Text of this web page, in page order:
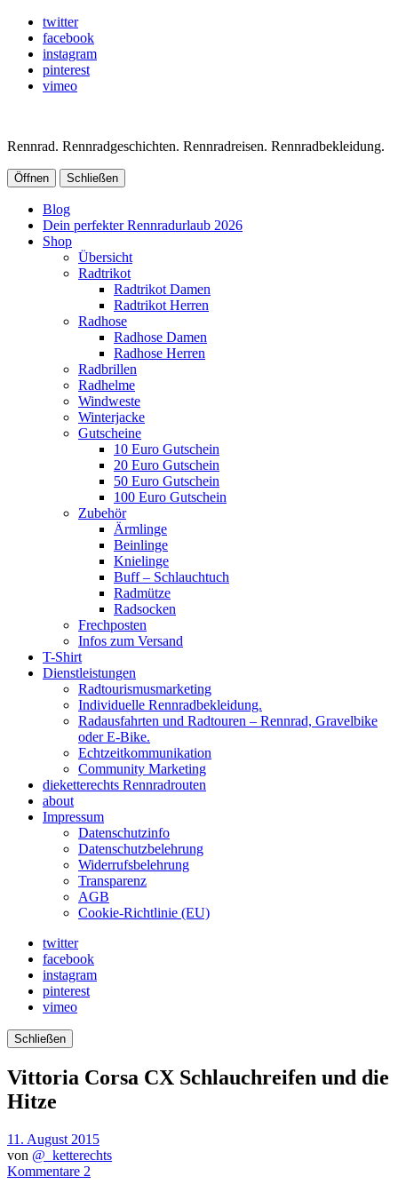
twitter
facebook
instagram
pinterest
vimeo
Rennrad. Rennradgeschichten. Rennradreisen. Rennradbekleidung.
Öffnen Schließen
Blog
Dein perfekter Rennradurlaub 2026
Shop
Übersicht
Radtrikot
Radtrikot Damen
Radtrikot Herren
Radhose
Radhose Damen
Radhose Herren
Radbrillen
Radhelme
Windweste
Winterjacke
Gutscheine
10 Euro Gutschein
20 Euro Gutschein
50 Euro Gutschein
100 Euro Gutschein
Zubehör
Ärmlinge
Beinlinge
Knielinge
Buff – Schlauchtuch
Radmütze
Radsocken
Frechposten
Infos zum Versand
T-Shirt
Dienstleistungen
Radtourismusmarketing
Individuelle Rennradbekleidung.
Radausfahrten und Radtouren – Rennrad, Gravelbike
oder E-Bike.
Echtzeitkommunikation
Community Marketing
dieketterechts Rennradrouten
about
Impressum
Datenschutzinfo
Datenschutzbelehrung
Widerrufsbelehrung
Transparenz
AGB
Cookie-Richtlinie (EU)
twitter
facebook
instagram
pinterest
vimeo
Schließen
Vittoria Corsa CX Schlauchreifen und die
Hitze
11. August 2015
von @_ketterechts
Kommentare 2